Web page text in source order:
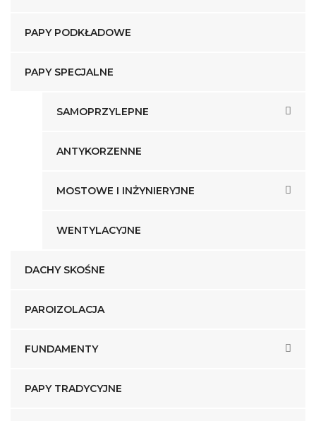
PAPY PODKŁADOWE
PAPY SPECJALNE
SAMOPRZYLEPNE
ANTYKORZENNE
MOSTOWE I INŻYNIERYJNE
WENTYLACYJNE
DACHY SKOŚNE
PAROIZOLACJA
FUNDAMENTY
PAPY TRADYCYJNE